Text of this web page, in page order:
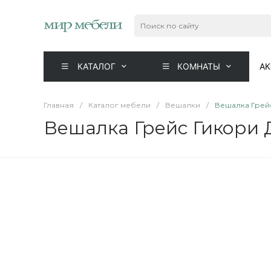
КАТАЛОГ КОМНАТЫ
Главная / Каталог мебели / Вешалки / Вешалка
Вешалка Грейс Гикори